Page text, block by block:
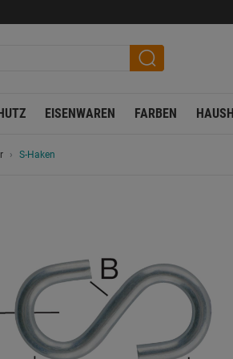
EISENWAREN FARBEN
S-Haken